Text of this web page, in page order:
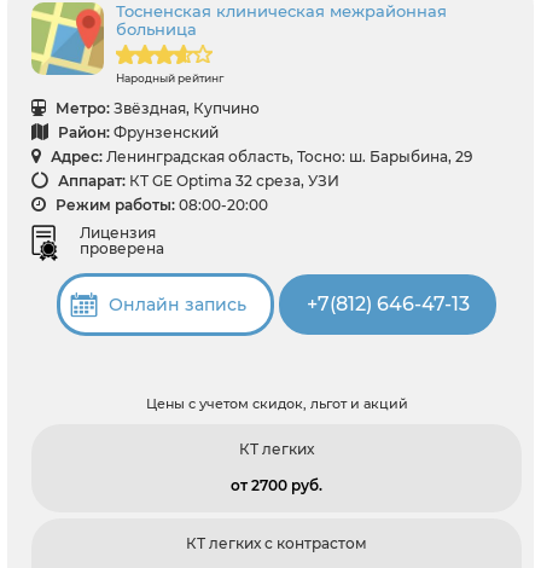
Тосненская клиническая межрайонная
больница
Народный рейтинг
Метро: Звёздная, Купчино
Район: Фрунзенский
Адрес: Ленинградская область, Тосно: ш. Барыбина, 29
Аппарат: КТ GE Optima 32 среза, УЗИ
Режим работы: 08:00-20:00
Лицензия
проверена
Онлайн запись +7(812) 646-47-13
Цены с учетом скидок, льгот и акций
КТ легких
от 2700 pуб.
КТ легких с контрастом